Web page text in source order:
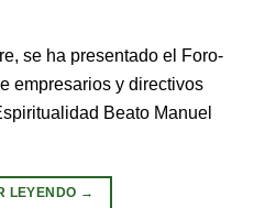
se ha presentado el Foro-
empresarios y directivos
Beato Manuel
LEYENDO →